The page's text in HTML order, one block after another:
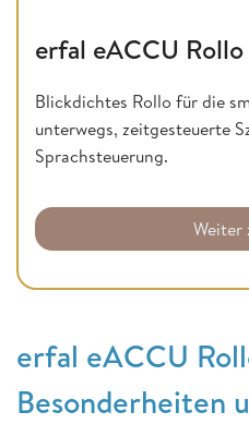
erfal eACCU Rollo
Blickdichtes Rollo für die
unterwegs, zeitgesteuerte
Sprachsteuerung.
Weiter
erfal eACCU
Besonderheiten